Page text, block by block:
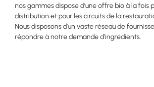
nos gammes dispose d’une offre bio à la fois
distribution et pour les circuits de la
Nous disposons d’un vaste réseau de
répondre à notre demande d’ingrédients.